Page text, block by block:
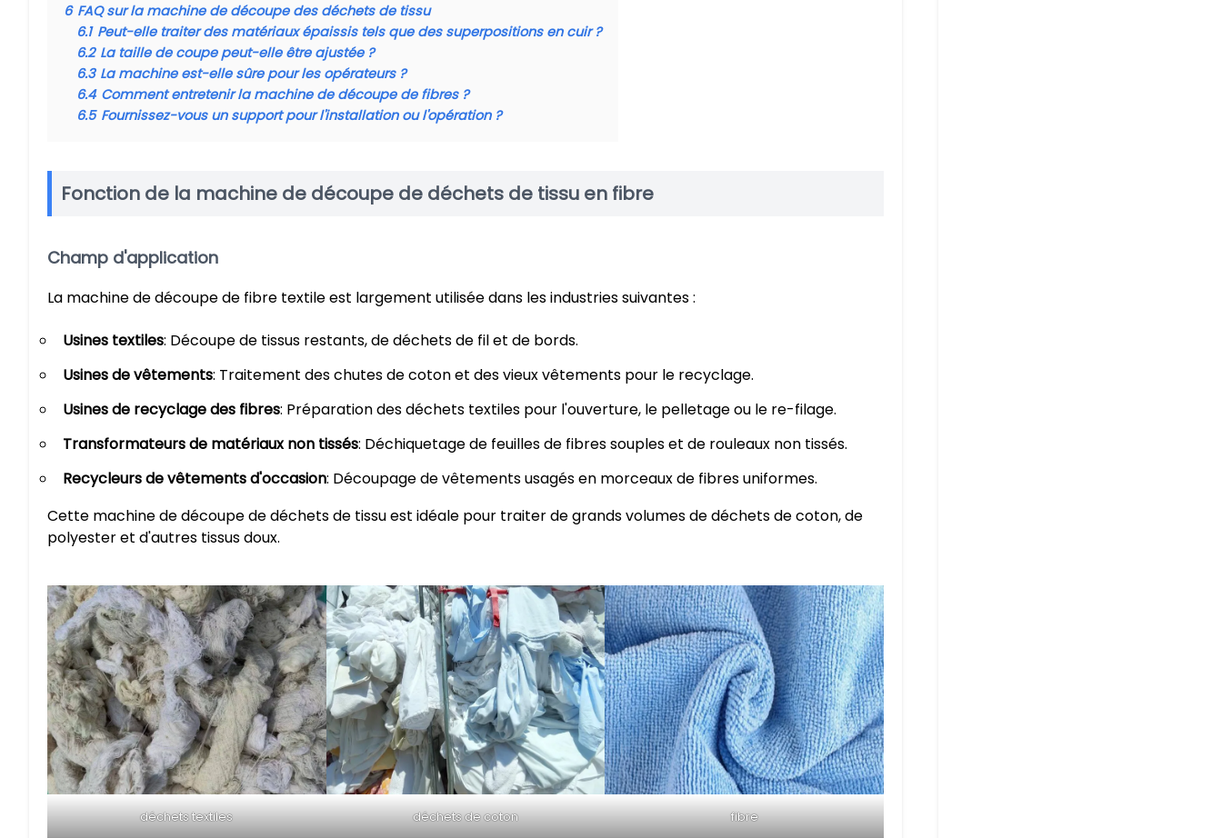
6 FAQ sur la machine de découpe des déchets de tissu
6.1 Peut-elle traiter des matériaux épaissis tels que des superpositions en cuir ?
6.2 La taille de coupe peut-elle être ajustée ?
6.3 La machine est-elle sûre pour les opérateurs ?
6.4 Comment entretenir la machine de découpe de fibres ?
6.5 Fournissez-vous un support pour l'installation ou l'opération ?
Fonction de la machine de découpe de déchets de tissu en fibre
Champ d'application
La machine de découpe de fibre textile est largement utilisée dans les industries suivantes :
Usines textiles: Découpe de tissus restants, de déchets de fil et de bords.
Usines de vêtements: Traitement des chutes de coton et des vieux vêtements pour le recyclage.
Usines de recyclage des fibres: Préparation des déchets textiles pour l'ouverture, le pelletage ou le re-filage.
Transformateurs de matériaux non tissés: Déchiquetage de feuilles de fibres souples et de rouleaux non tissés.
Recycleurs de vêtements d'occasion: Découpage de vêtements usagés en morceaux de fibres uniformes.
Cette machine de découpe de déchets de tissu est idéale pour traiter de grands volumes de déchets de coton, de
polyester et d'autres tissus doux.
déchets textiles déchets de coton fibre